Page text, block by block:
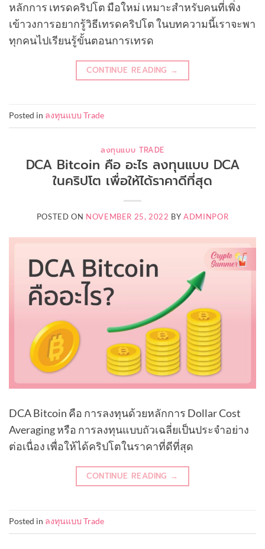
หลักการ เทรดคริปโต มือใหม่ เหมาะสำหรับคนที่เพิ่ง
เข้าวงการอยากรู้วิธีเทรดคริปโต ในบทความนี้เราจะพา
ทุกคนไปเรียนรู้ขั้นตอนการเทรด
CONTINUE READING →
Posted in ลงทุนแบบ Trade
ลงทุนแบบ TRADE
DCA Bitcoin คือ อะไร ลงทุนแบบ DCA
ในคริปโต เพื่อให้ได้ราคาดีที่สุด
POSTED ON NOVEMBER 25, 2022 BYADMINPOR
DCA Bitcoin คือ การลงทุนด้วยหลักการ Dollar Cost
Averaging หรือ การลงทุนแบบถัวเฉลี่ยเป็นประจำอย่าง
ต่อเนื่อง เพื่อให้ได้คริปโตในราคาที่ดีที่สุด
CONTINUE READING →
Posted in ลงทุนแบบ Trade